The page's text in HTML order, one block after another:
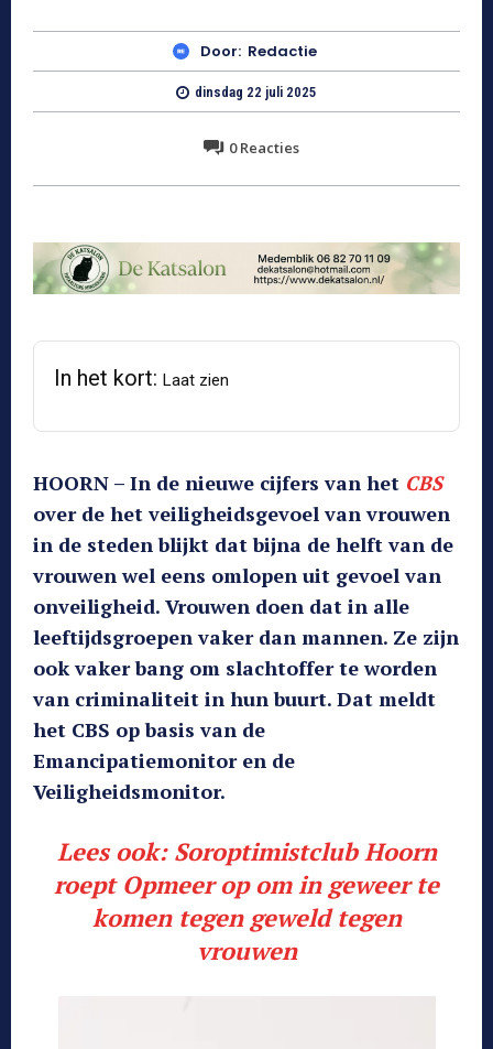
Door: Redactie
dinsdag 22 juli 2025
0Reacties
In het kort: Laat zien
HOORN – In de nieuwe cijfers van het CBS
over de het veiligheidsgevoel van vrouwen
in de steden blijkt dat bijna de helft van de
vrouwen wel eens omlopen uit gevoel van
onveiligheid. Vrouwen doen dat in alle
leeftijdsgroepen vaker dan mannen. Ze zijn
ook vaker bang om slachtoffer te worden
van criminaliteit in hun buurt. Dat meldt
het CBS op basis van de
Emancipatiemonitor en de
Veiligheidsmonitor.
Lees ook: Soroptimistclub Hoorn
roept Opmeer op om in geweer te
komen tegen geweld tegen
vrouwen